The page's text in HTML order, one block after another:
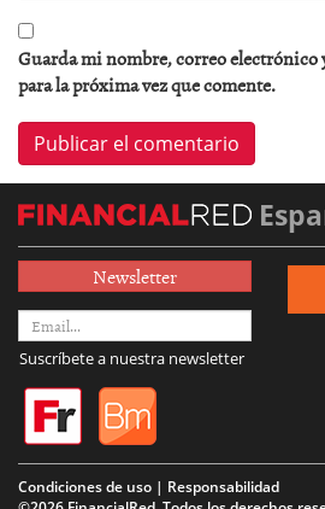
Guarda mi nombre, correo electrónico
para la próxima vez que comente.
Newsletter
Suscríbete a nuestra newsletter
Condiciones de uso | Responsabilidad